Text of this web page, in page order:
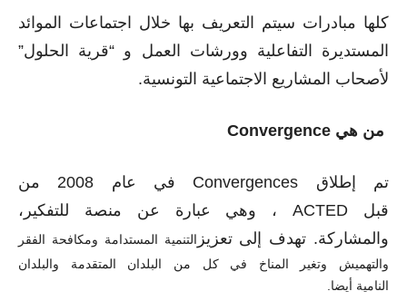
كلها مبادرات سيتم التعريف بها خلال اجتماعات الموائد
المستديرة التفاعلية وورشات العمل و “قرية الحلول”
لأصحاب المشاريع الاجتماعية التونسية.
من هي Convergence
تم إطلاق Convergences
في عام 2008 من
قبل ACTED ، وهي عبارة عن منصة للتفكير،
والمشاركة. تهدف إلى تعزيز التنمية المستدامة ومكافحة الفقر
والتهميش وتغير المناخ في كل من البلدان المتقدمة والبلدان
النامية أيضا.